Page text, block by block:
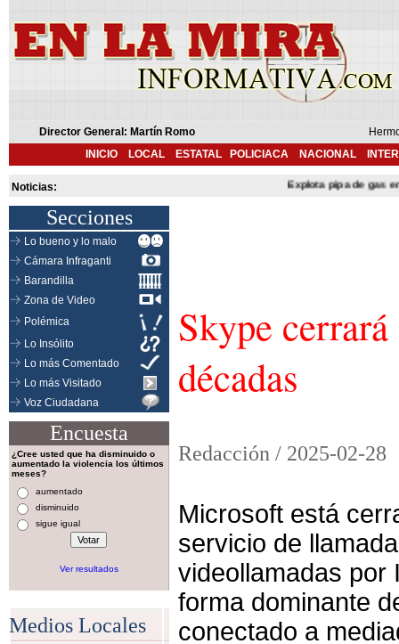
Director General: Martín Romo
INICIO
LOCAL ESTATAL POLICIACA NACIONAL
Noticias: Explota pipa de gas en
Secciones
Lo bueno y lo malo
Cámara Infraganti
Barandilla
Zona de Video
Polémica
Lo Insólito
Lo más Comentado
Lo más Visitado
Voz Ciudadana
Encuesta
¿Cree usted que ha disminuido o
aumentado la violencia los últimos
meses?
aumentado
disminuido
sigue igual
Ver resultados
Medios Locales
Skype cerrará
décadas
Redacción / 2025-02-28
Microsoft está
servicio de
videollamadas por
forma dominante
conectado a